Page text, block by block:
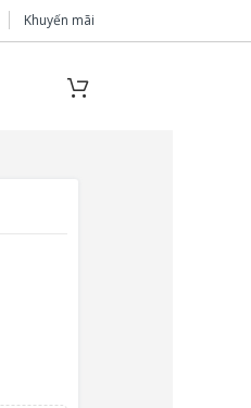
Khuyến mãi